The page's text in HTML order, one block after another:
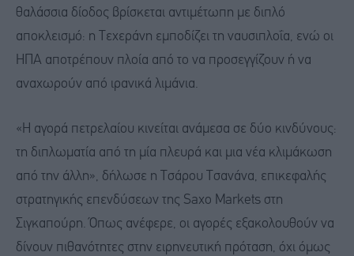
θαλάσσια δίοδος βρίσκεται αντιμέτωπη με διπλό
αποκλεισμό: η Τεχεράνη εμποδίζει τη ναυσιπλοΐα, ενώ οι
ΗΠΑ αποτρέπουν πλοία από το να προσεγγίζουν ή να
αναχωρούν από ιρανικά λιμάνια.
«Η αγορά πετρελαίου κινείται ανάμεσα σε δύο κινδύνους:
τη διπλωματία από τη μία πλευρά και μια νέα κλιμάκωση
από την άλλη», δήλωσε η Τσάρου Τσανάνα, επικεφαλής
στρατηγικής επενδύσεων της Saxo Markets στη
Σιγκαπούρη. Όπως ανέφερε, οι αγορές εξακολουθούν να
δίνουν πιθανότητες στην ειρηνευτική πρόταση, όχι όμως